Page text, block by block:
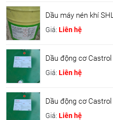
Dầu máy nén khí
Giá: Liên hệ
Dầu động cơ
Giá: Liên hệ
Dầu động cơ
Giá: Liên hệ